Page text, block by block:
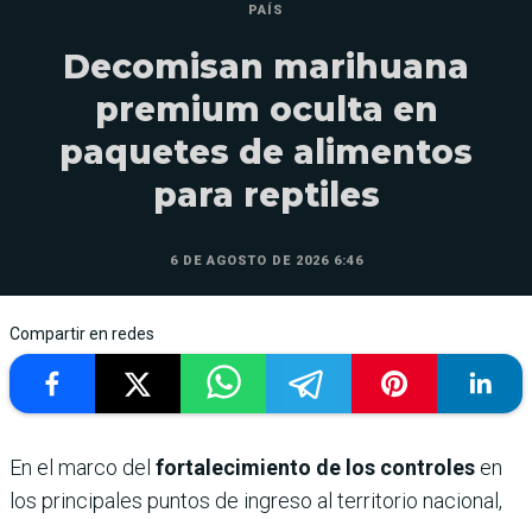
PAÍS
Decomisan marihuana
premium oculta en
paquetes de alimentos
para reptiles
6 DE AGOSTO DE 2026 6:46
Compartir en redes
En el marco del fortalecimiento de los controles en
los principales puntos de ingreso al territorio nacional,